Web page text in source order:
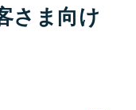
さま向け